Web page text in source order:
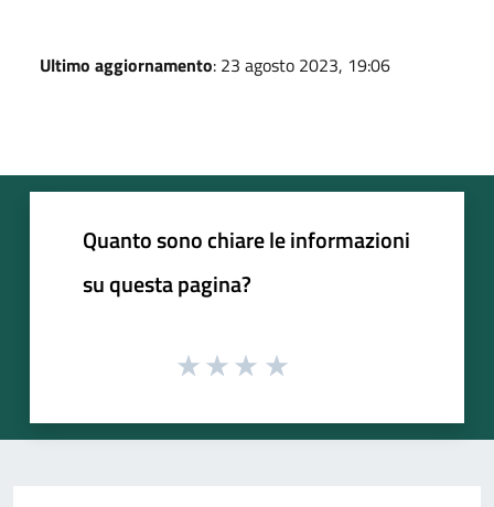
Ultimo aggiornamento: 23 agosto 2023, 19:06
Quanto sono chiare le informazioni
su questa pagina?